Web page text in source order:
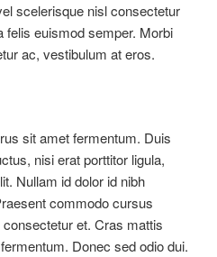
scelerisque nisl consectetur
felis euismod semper. Morbi
ac, vestibulum at eros.
sit amet fermentum. Duis
nisi erat porttitor ligula,
Nullam id dolor id nibh
commodo cursus
et. Cras mattis
Donec sed odio dui.